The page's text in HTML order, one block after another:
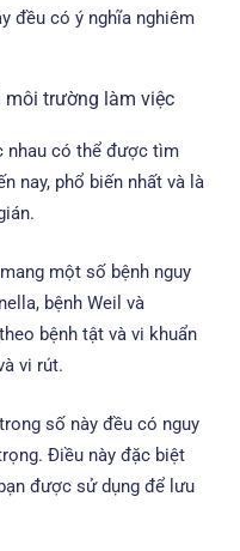
đều có ý nghĩa nghiêm
môi trường làm việc
nhau có thể được tìm
nay, phổ biến nhất và là
một số bệnh nguy
bệnh Weil và
bệnh tật và vi khuẩn
vi rút.
số này đều có nguy
Điều này đặc biệt
được sử dụng để lưu